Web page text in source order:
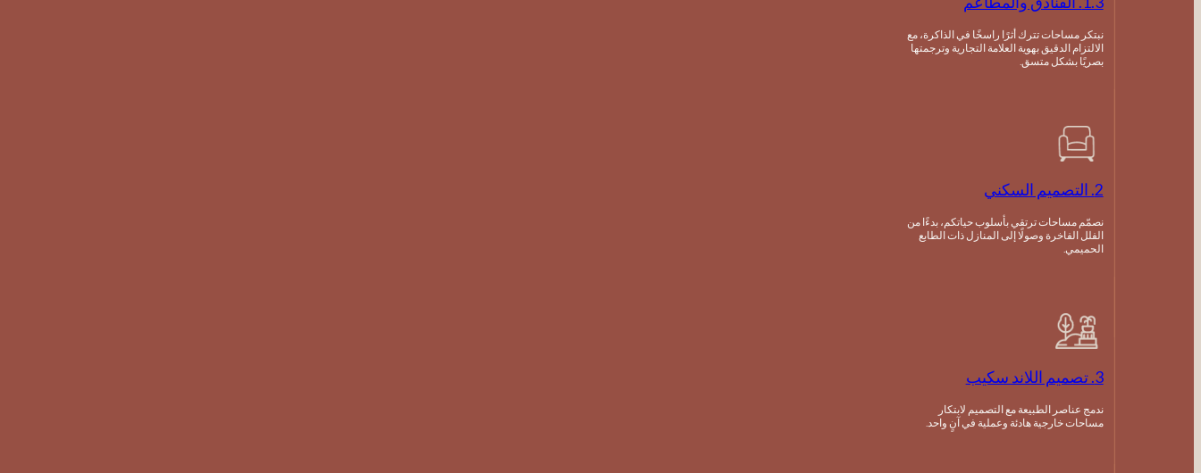
نبتكر مساحات تترك أثرًا راسخًا في الذاكرة، مع
الالتزام الدقيق بهوية العلامة التجارية وترجمتها
بصريًا بشكل متسق.
2. التصميم السكني
نصمّم مساحات ترتقي بأسلوب حياتكم، بدءًا من
الفلل الفاخرة وصولًا إلى المنازل ذات الطابع
الحميمي.
3. تصميم اللاند سكيب
ندمج عناصر الطبيعة مع التصميم لابتكار
مساحات خارجية هادئة وعملية في آنٍ واحد.